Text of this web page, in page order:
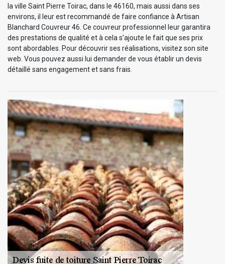
la ville Saint Pierre Toirac, dans le 46160, mais aussi dans ses
environs, il leur est recommandé de faire confiance à Artisan
Blanchard Couvreur 46. Ce couvreur professionnel leur garantira
des prestations de qualité et à cela s’ajoute le fait que ses prix
sont abordables. Pour découvrir ses réalisations, visitez son site
web. Vous pouvez aussi lui demander de vous établir un devis
détaillé sans engagement et sans frais.